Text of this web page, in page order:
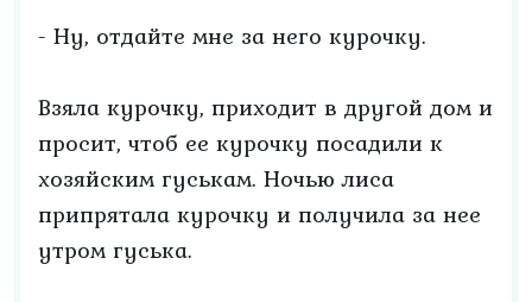
- Ну, отдайте мне за него курочку.
Взяла курочку, приходит в другой дом и
просит, чтоб ее курочку посадили к
хозяйским гуськам. Ночью лиса
припрятала курочку и получила за нее
утром гуська.